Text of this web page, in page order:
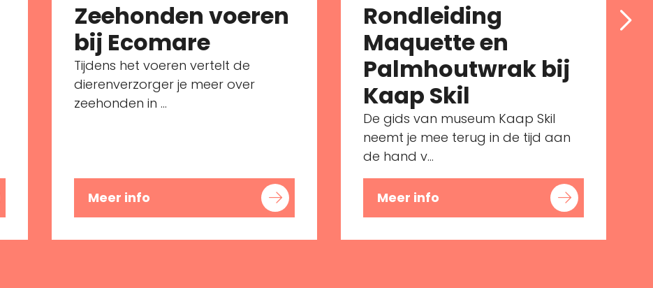
Zeehonden voeren
bij Ecomare
Tijdens het voeren vertelt de
dierenverzorger je meer over
zeehonden in ...
Meer info
Rondleiding
Maquette en
Palmhoutwrak bij
Kaap Skil
De gids van museum Kaap Skil
neemt je mee terug in de tijd aan
de hand v...
Meer info